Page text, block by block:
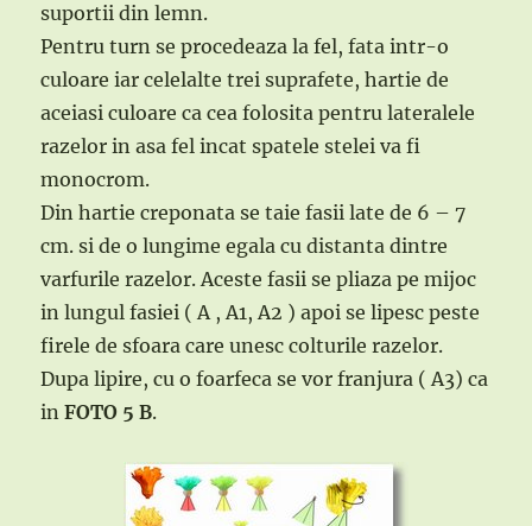
suportii din lemn.
Pentru turn se procedeaza la fel, fata intr-o
culoare iar celelalte trei suprafete, hartie de
aceiasi culoare ca cea folosita pentru lateralele
razelor in asa fel incat spatele stelei va fi
monocrom.
Din hartie creponata se taie fasii late de 6 – 7
cm. si de o lungime egala cu distanta dintre
varfurile razelor. Aceste fasii se pliaza pe mijoc
in lungul fasiei ( A , A1, A2 ) apoi se lipesc peste
firele de sfoara care unesc colturile razelor.
Dupa lipire, cu o foarfeca se vor franjura ( A3) ca
inFOTO 5 B.